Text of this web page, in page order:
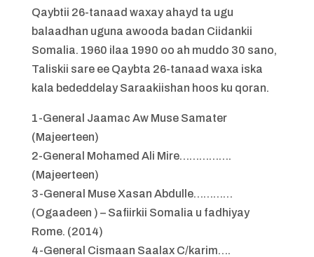
Qaybtii 26-tanaad waxay ahayd ta ugu
balaadhan uguna awooda badan Ciidankii
Somalia. 1960 ilaa 1990 oo ah muddo 30 sano,
Taliskii sare ee Qaybta 26-tanaad waxa iska
kala bededdelay Saraakiishan hoos ku qoran.
1-General Jaamac Aw Muse Samater
(Majeerteen)
2-General Mohamed Ali Mire…………….
(Majeerteen)
3-General Muse Xasan Abdulle…………
(Ogaadeen ) – Safiirkii Somalia u fadhiyay
Rome. (2014)
4-General Cismaan Saalax C/karim….